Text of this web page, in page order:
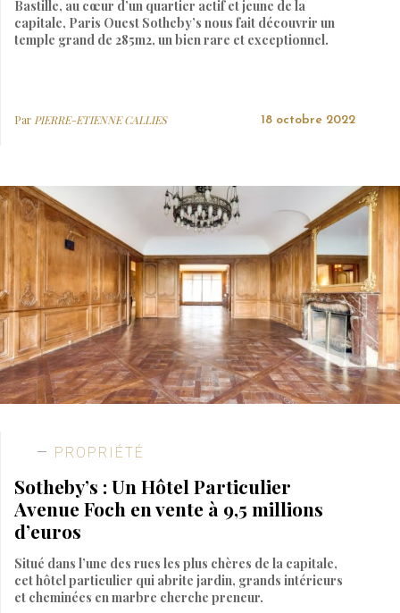
Bastille, au cœur d’un quartier actif et jeune de la
capitale, Paris Ouest Sotheby’s nous fait découvrir un
temple grand de 285m2, un bien rare et exceptionnel.
Par PIERRE-ETIENNE CALLIES 18 octobre 2022
PROPRIÉTÉ
Sotheby’s : Un Hôtel Particulier
Avenue Foch en vente à 9,5 millions
d’euros
Situé dans l’une des rues les plus chères de la capitale,
cet hôtel particulier qui abrite jardin, grands intérieurs
et cheminées en marbre cherche preneur.